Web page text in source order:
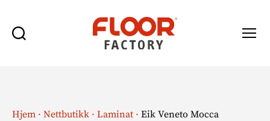
Hjem · Nettbutikk · Laminat · Eik Veneto Mocca